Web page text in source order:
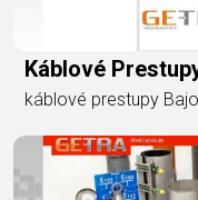
Káblové
káblové prestupy